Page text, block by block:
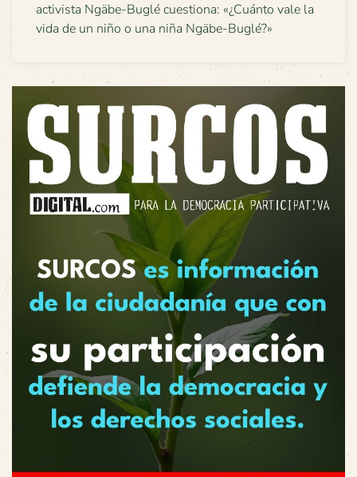
activista Ngäbe-Buglé cuestiona: «¿Cuánto vale la
vida de un niño o una niña Ngäbe-Buglé?»